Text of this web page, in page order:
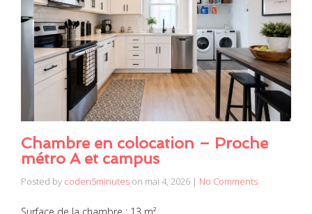
Chambre en colocation – Proche
métro A et campus
Posted by coden5minutes on mai 4, 2026 | No Comments